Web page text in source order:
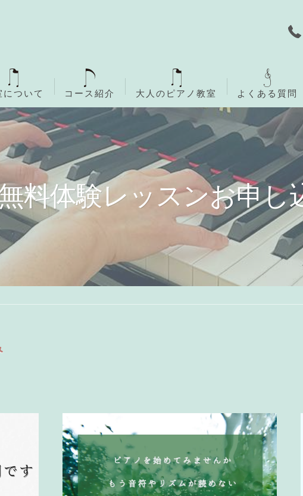
について コース紹介
無料体験レッスン
ご入会までの流れ
大人のピアノ教室 よくある質問
料体験レッスンお申し